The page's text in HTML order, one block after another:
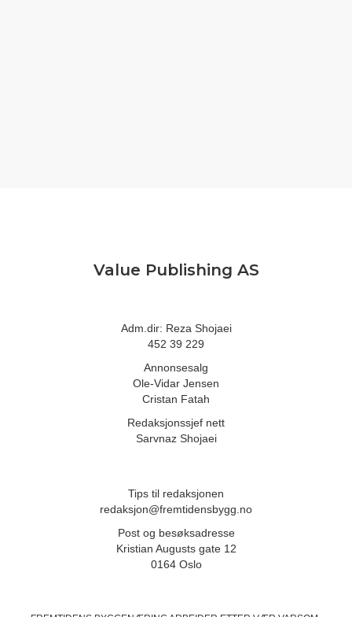
Value Publishing AS
Adm.dir: Reza Shojaei
452 39 229
Annonsesalg
Ole-Vidar Jensen
Cristan Fatah
Redaksjonssjef nett
Sarvnaz Shojaei
Tips til redaksjonen
redaksjon@fremtidensbygg.no
Post og besøksadresse
Kristian Augusts gate 12
0164 Oslo